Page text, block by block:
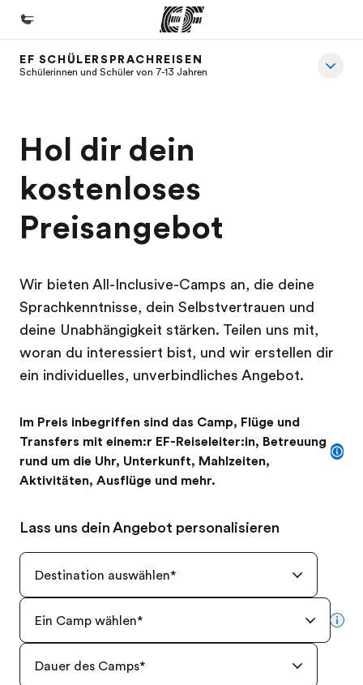
Home
Programme
Alle Programme ansehen
Büros
Büros in der Nähe
Wer wir sind
Karriere
Teil des Teams werden
EF SCHÜLERSPRACHREISEN
Schülerinnen und Schüler von 7-13 Jahren
Hol dir dein
kostenloses
Preisangebot
Wir bieten All-Inclusive-Camps an, die deine
Sprachkenntnisse, dein Selbstvertrauen und
deine Unabhängigkeit stärken. Teilen uns mit,
woran du interessiert bist, und wir erstellen dir
ein individuelles, unverbindliches Angebot.
Im Preis inbegriffen sind das Camp, Flüge und
Transfers mit einem:r EF-Reiseleiter:in, Betreuung
rund um die Uhr, Unterkunft, Mahlzeiten,
Aktivitäten, Ausflüge und mehr.
Lass uns dein Angebot personalisieren
Destination auswählen*
Ein Camp wählen*
Dauer des Camps*